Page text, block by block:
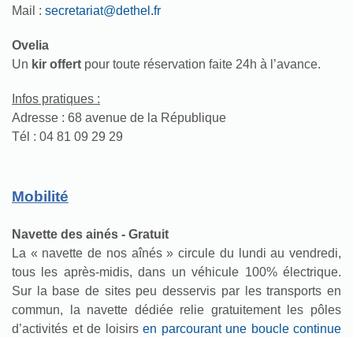
Mail : secretariat@dethel.fr
Ovelia
Un kir offert pour toute réservation faite 24h à l’avance.
Infos pratiques :
Adresse : 68 avenue de la République
Tél : 04 81 09 29 29
Mobilité
Navette des ainés - Gratuit
La « navette de nos aînés » circule du lundi au vendredi,
tous les après-midis, dans un véhicule 100% électrique.
Sur la base de sites peu desservis par les transports en
commun, la navette dédiée relie gratuitement les pôles
d’activités et de loisirs en parcourant une boucle continue